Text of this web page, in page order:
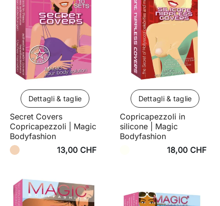
Dettagli & taglie
Secret Covers
Copricapezzoli | Magic
Bodyfashion
13,00 CHF
Dettagli & taglie
Copricapezzoli in
silicone | Magic
Bodyfashion
18,00 CHF